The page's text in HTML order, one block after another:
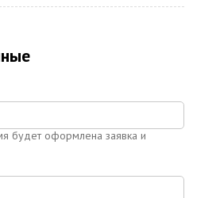
будет оформлена заявка и